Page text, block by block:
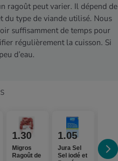
ragoût peut varier. Il dépend de
du type de viande utilisé. Nous
suffisamment de temps pour
régulièrement la cuisson. Si
d’eau.
1.30
Migros
Ragoût de
1.05
Jura Sel
Sel iodé et
M-